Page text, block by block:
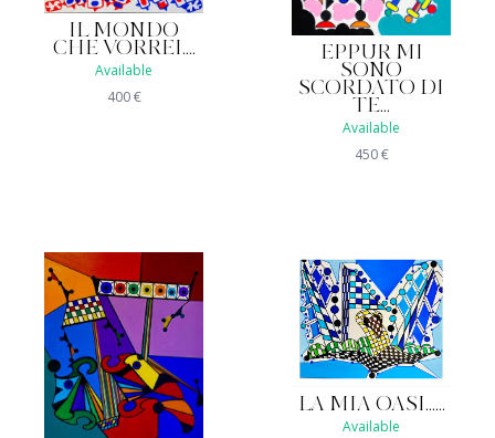
IL MONDO
CHE VORREI....
Available
400€
EPPUR MI
SONO
SCORDATO DI
TE...
Available
450€
LA MIA OASI......
Available